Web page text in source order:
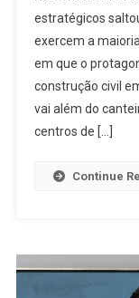
estratégicos
exercem a
em que o
construção civil
vai além do
centros de […]
Continue